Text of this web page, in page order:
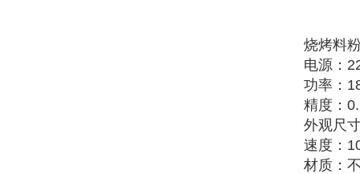
烧烤料
电源：
功率：
精度：
外观尺
速度：
材质：